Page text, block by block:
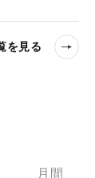
を見る
月間